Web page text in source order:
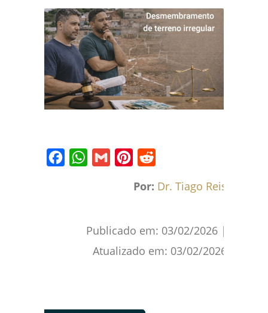
Por: Dr. Tiago Reis
Publicado em: 03/02/2026 |
Atualizado em: 03/02/2026